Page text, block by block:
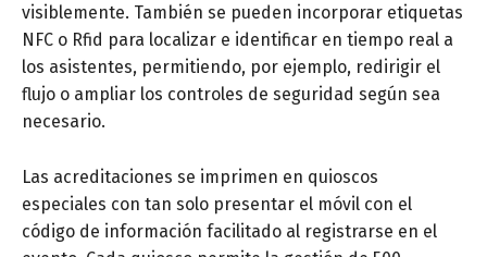
visiblemente. También se pueden incorporar etiquetas
NFC o Rfid para localizar e identificar en tiempo real a
los asistentes, permitiendo, por ejemplo, redirigir el
flujo o ampliar los controles de seguridad según sea
necesario.
Las acreditaciones se imprimen en quioscos
especiales con tan solo presentar el móvil con el
código de información facilitado al registrarse en el